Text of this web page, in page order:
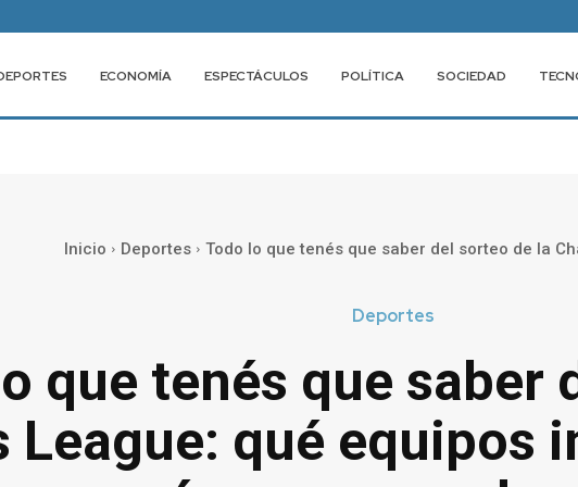
ECONOMÍA ESPECTÁCULOS POLÍTICA SOCIEDAD
Inicio Deportes Todo lo que tenés que saber del sorteo de la
Deportes
que tenés que saber
League: qué equipos